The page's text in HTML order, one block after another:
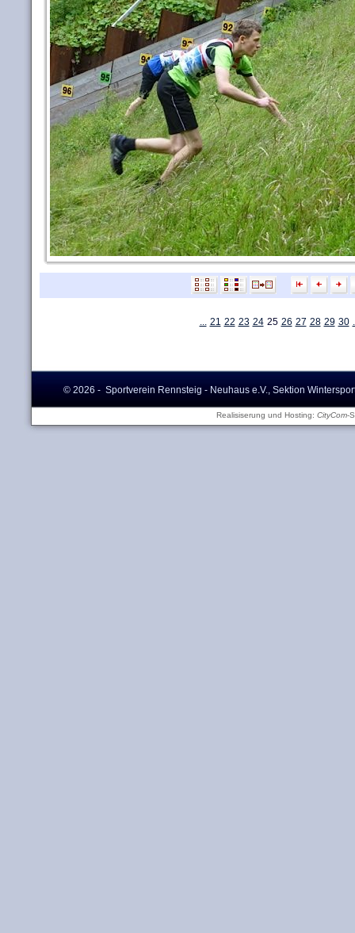
... 21 22 23 24 25 26 27 28 29 30
© 2026 - Sportverein Rennsteig - Neuhaus e.V., Sektion
Realisiserung und Hosting: CityCom-